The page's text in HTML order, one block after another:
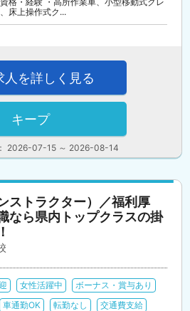
床上操作式ク...
2026-07-15 ～ 2026-08-14
人を詳しく見る
キープ
ストラクター）／福利厚
なら県内トップクラスの掛
女性活躍中
ボーナス・賞与あり
車通勤OK 転勤なし 交通費支給